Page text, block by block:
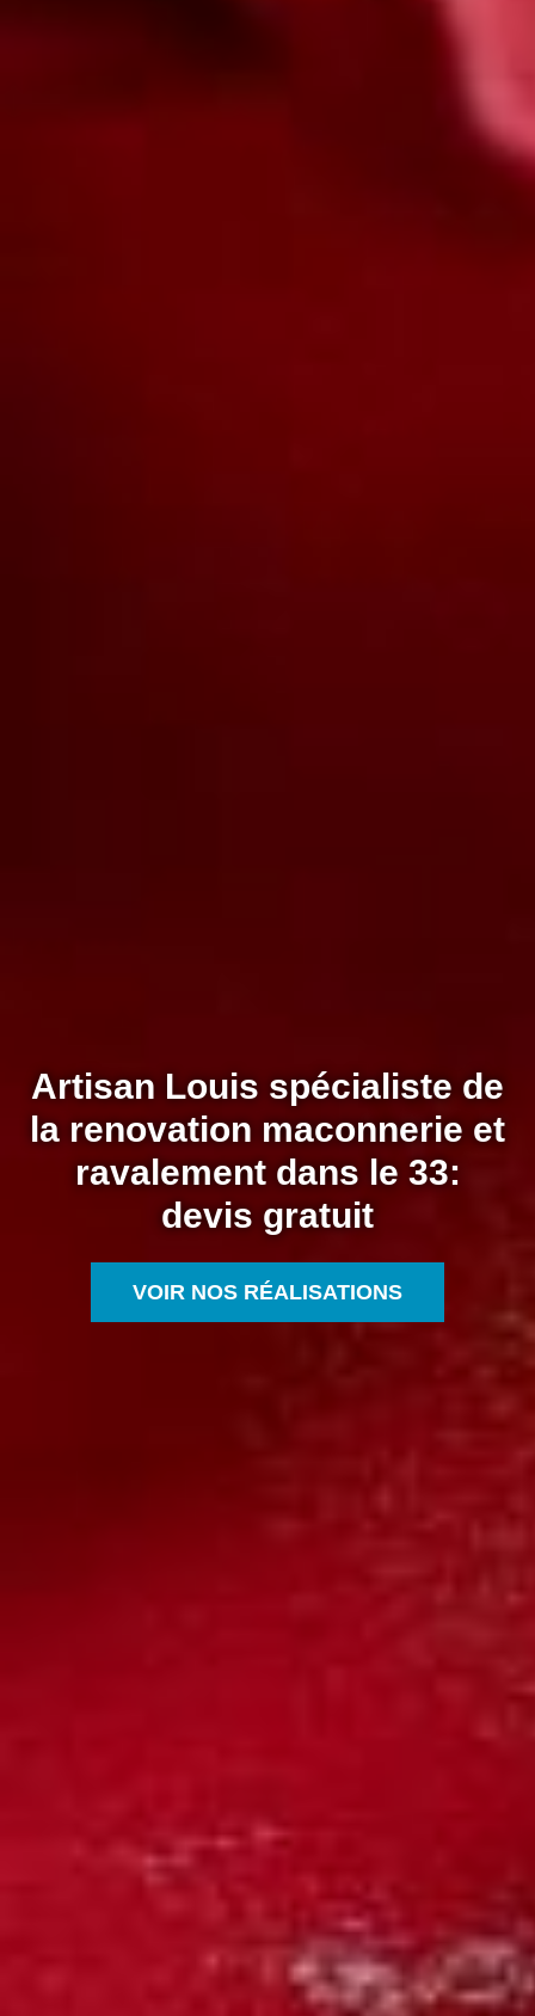
Artisan Louis spécialiste de
la renovation maconnerie et
ravalement dans le 33:
devis gratuit
VOIR NOS RÉALISATIONS